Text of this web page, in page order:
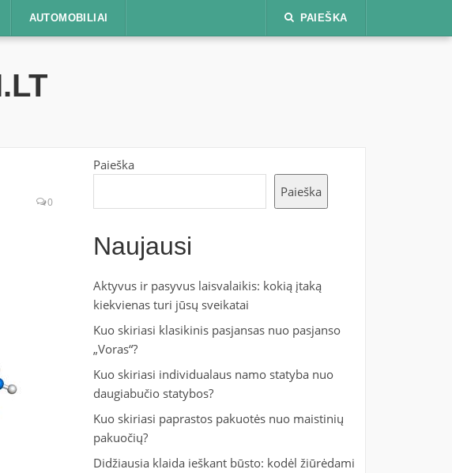
AUTOMOBILIAI PAIEŠKA
0
Paieška
Paieška
Naujausi
Aktyvus ir pasyvus laisvalaikis: kokią įtaką
kiekvienas turi jūsų sveikatai
Kuo skiriasi klasikinis pasjansas nuo pasjanso
„Voras“?
Kuo skiriasi individualaus namo statyba nuo
daugiabučio statybos?
Kuo skiriasi paprastos pakuotės nuo maistinių
pakuočių?
Didžiausia klaida ieškant būsto: kodėl žiūrėdami